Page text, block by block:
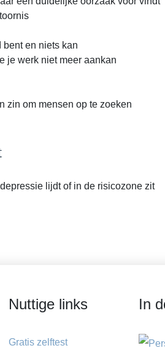
bent en niets kan
je werk niet meer aankan
zin om mensen op te zoeken
lijdt of in de risicozone zit
Nuttige links
Gratis zelftest
In